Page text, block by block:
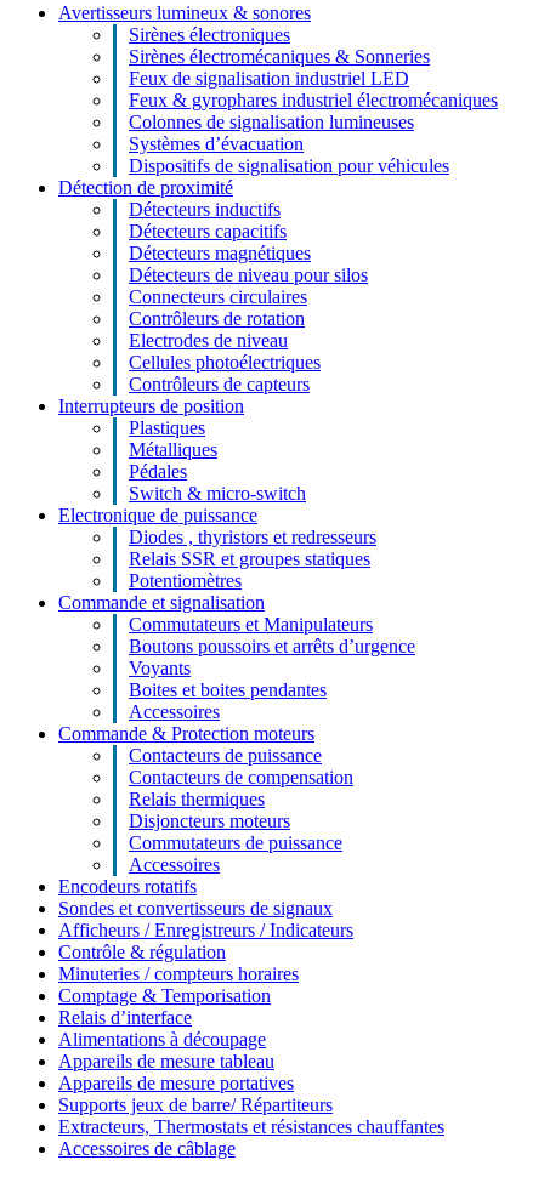
Avertisseurs lumineux & sonores
Sirènes électroniques
Sirènes électromécaniques & Sonneries
Feux de signalisation industriel LED
Feux & gyrophares industriel électromécaniques
Colonnes de signalisation lumineuses
Systèmes d’évacuation
Dispositifs de signalisation pour véhicules
Détection de proximité
Détecteurs inductifs
Détecteurs capacitifs
Détecteurs magnétiques
Détecteurs de niveau pour silos
Connecteurs circulaires
Contrôleurs de rotation
Electrodes de niveau
Cellules photoélectriques
Contrôleurs de capteurs
Interrupteurs de position
Plastiques
Métalliques
Pédales
Switch & micro-switch
Electronique de puissance
Diodes , thyristors et redresseurs
Relais SSR et groupes statiques
Potentiomètres
Commande et signalisation
Commutateurs et Manipulateurs
Boutons poussoirs et arrêts d’urgence
Voyants
Boites et boites pendantes
Accessoires
Commande & Protection moteurs
Contacteurs de puissance
Contacteurs de compensation
Relais thermiques
Disjoncteurs moteurs
Commutateurs de puissance
Accessoires
Encodeurs rotatifs
Sondes et convertisseurs de signaux
Afficheurs / Enregistreurs / Indicateurs
Contrôle & régulation
Minuteries / compteurs horaires
Comptage & Temporisation
Relais d’interface
Alimentations à découpage
Appareils de mesure tableau
Appareils de mesure portatives
Supports jeux de barre/ Répartiteurs
Extracteurs, Thermostats et résistances chauffantes
Accessoires de câblage